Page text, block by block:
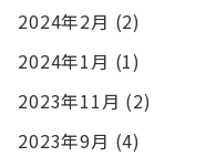
2024年2月 (2)
2024年1月 (1)
2023年11月 (2)
2023年9月 (4)